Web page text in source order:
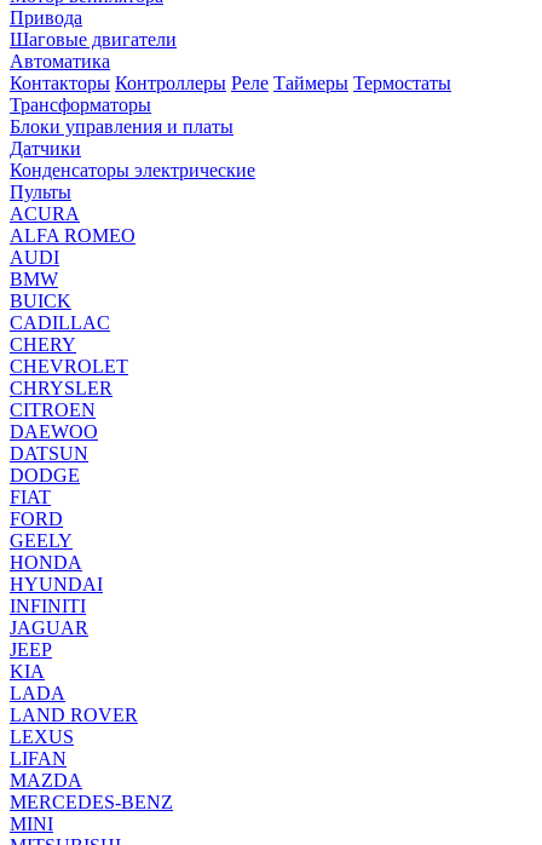
Привода
Шаговые двигатели
Автоматика
Контакторы Контроллеры Реле Таймеры Термостаты
Трансформаторы
Блоки управления и платы
Датчики
Конденсаторы электрические
Пульты
ACURA
ALFA ROMEO
AUDI
BMW
BUICK
CADILLAC
CHERY
CHEVROLET
CHRYSLER
CITROEN
DAEWOO
DATSUN
DODGE
FIAT
FORD
GEELY
HONDA
HYUNDAI
INFINITI
JAGUAR
JEEP
KIA
LADA
LAND ROVER
LEXUS
LIFAN
MAZDA
MERCEDES-BENZ
MINI